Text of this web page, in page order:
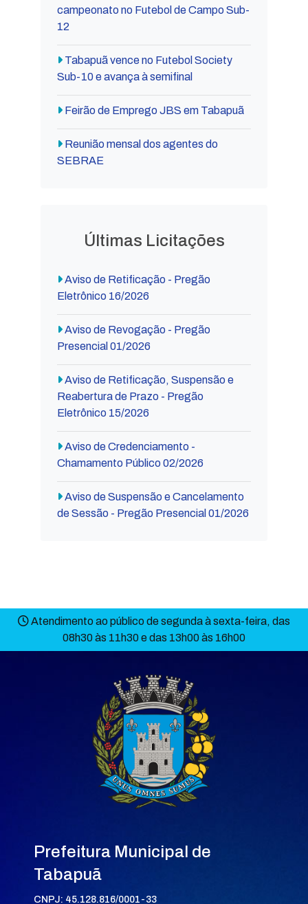
campeonato no Futebol de Campo Sub-
12
Tabapuã vence no Futebol Society
Sub-10 e avança à semifinal
Feirão de Emprego JBS em Tabapuã
Reunião mensal dos agentes do
SEBRAE
Últimas Licitações
Aviso de Retificação - Pregão
Eletrônico 16/2026
Aviso de Revogação - Pregão
Presencial 01/2026
Aviso de Retificação, Suspensão e
Reabertura de Prazo - Pregão
Eletrônico 15/2026
Aviso de Credenciamento -
Chamamento Público 02/2026
Aviso de Suspensão e Cancelamento
de Sessão - Pregão Presencial 01/2026
Atendimento ao público de segunda à sexta-feira, das
08h30 às 11h30 e das 13h00 às 16h00
Prefeitura Municipal de
Tabapuã
CNPJ: 45.128.816/0001-33